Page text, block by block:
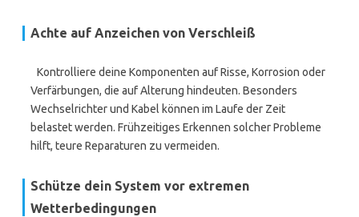
Achte auf Anzeichen von Verschleiß
Kontrolliere deine Komponenten auf Risse, Korrosion oder
Verfärbungen, die auf Alterung hindeuten. Besonders
Wechselrichter und Kabel können im Laufe der Zeit
belastet werden. Frühzeitiges Erkennen solcher Probleme
hilft, teure Reparaturen zu vermeiden.
Schütze dein System vor extremen
Wetterbedingungen